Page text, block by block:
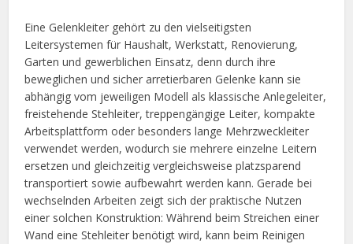
Eine Gelenkleiter gehört zu den vielseitigsten
Leitersystemen für Haushalt, Werkstatt, Renovierung,
Garten und gewerblichen Einsatz, denn durch ihre
beweglichen und sicher arretierbaren Gelenke kann sie
abhängig vom jeweiligen Modell als klassische Anlegeleiter,
freistehende Stehleiter, treppengängige Leiter, kompakte
Arbeitsplattform oder besonders lange Mehrzweckleiter
verwendet werden, wodurch sie mehrere einzelne Leitern
ersetzen und gleichzeitig vergleichsweise platzsparend
transportiert sowie aufbewahrt werden kann. Gerade bei
wechselnden Arbeiten zeigt sich der praktische Nutzen
einer solchen Konstruktion: Während beim Streichen einer
Wand eine Stehleiter benötigt wird, kann beim Reinigen